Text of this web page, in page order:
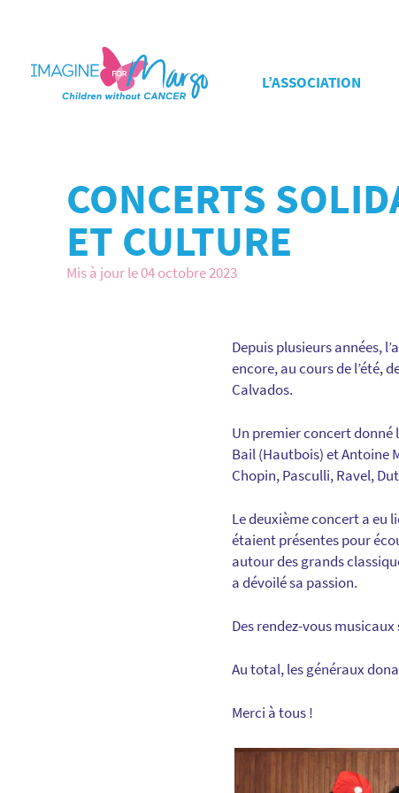
L’ASSOCIATION
CONCERTS
ET CULTURE
Mis à jour le 04 octobre 2023
Depuis plusieurs années,
encore, au cours de l’été,
Calvados.
Un premier concert donné
Bail (Hautbois) et Antoine
Chopin, Pasculli, Ravel,
Le deuxième concert a eu
étaient présentes pour
autour des grands
a dévoilé sa passion.
Des rendez-vous
Au total, les généraux
Merci à tous !